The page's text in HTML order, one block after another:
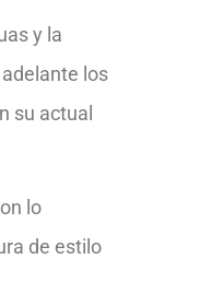
y la
adelante los
su actual
lo
de estilo